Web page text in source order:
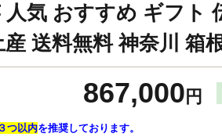
気 おすすめ ギフト
送料無料 神奈川 箱
867,000 円
つ以内を推奨しております。